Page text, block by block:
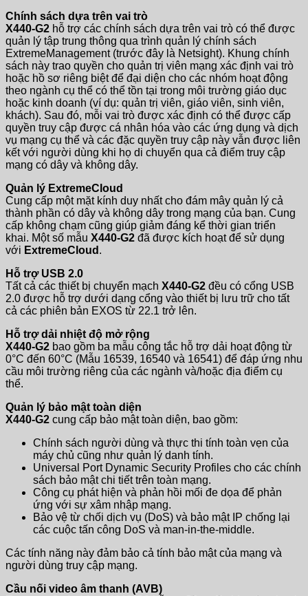
Chính sách dựa trên vai trò
X440-G2 hỗ trợ các chính sách dựa trên vai trò có thể được
quản lý tập trung thông qua trình quản lý chính sách
ExtremeManagement (trước đây là Netsight). Khung chính
sách này trao quyền cho quản trị viên mạng xác định vai trò
hoặc hồ sơ riêng biệt để đại diện cho các nhóm hoạt động
theo ngành cụ thể có thể tồn tại trong môi trường giáo dục
hoặc kinh doanh (ví dụ: quản trị viên, giáo viên, sinh viên,
khách). Sau đó, mỗi vai trò được xác định có thể được cấp
quyền truy cập được cá nhân hóa vào các ứng dụng và dịch
vụ mạng cụ thể và các đặc quyền truy cập này vẫn được liên
kết với người dùng khi họ di chuyển qua cả điểm truy cập
mạng có dây và không dây.
Quản lý ExtremeCloud
Cung cấp một mặt kính duy nhất cho đám mây quản lý cả
thành phần có dây và không dây trong mạng của bạn. Cung
cấp không chạm cũng giúp giảm đáng kể thời gian triển
khai. Một số mẫu X440-G2 đã được kích hoạt để sử dụng
với ExtremeCloud .
Hỗ trợ USB 2.0
Tất cả các thiết bị chuyển mạch X440-G2 đều có cổng USB
2.0 được hỗ trợ dưới dạng cổng vào thiết bị lưu trữ cho tất
cả các phiên bản EXOS từ 22.1 trở lên.
Hỗ trợ dải nhiệt độ mở rộng
X440-G2 bao gồm ba mẫu công tắc hỗ trợ dải hoạt động từ
0°C đến 60°C (Mẫu 16539, 16540 và 16541) để đáp ứng nhu
cầu môi trường riêng của các ngành và/hoặc địa điểm cụ
thể.
Quản lý bảo mật toàn diện
X440-G2 cung cấp bảo mật toàn diện, bao gồm:
Chính sách người dùng và thực thi tính toàn vẹn của
máy chủ cũng như quản lý danh tính.
Universal Port Dynamic Security Profiles cho các chính
sách bảo mật chi tiết trên toàn mạng.
Công cụ phát hiện và phản hồi mối đe dọa để phản
ứng với sự xâm nhập mạng.
Bảo vệ từ chối dịch vụ (DoS) và bảo mật IP chống lại
các cuộc tấn công DoS và man-in-the-middle.
Các tính năng này đảm bảo cả tính bảo mật của mạng và
người dùng truy cập mạng.
Cầu nối video âm thanh (AVB)